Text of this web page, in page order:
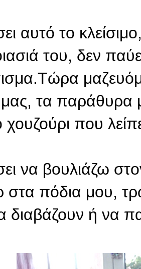
αυτό το
του, δεν
τα παράθυρα
χουζούρι που
να βουλιάζω
στα πόδια μου,
διαβάζουν ή να